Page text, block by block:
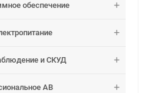
обеспечение
и СКУД
АВ